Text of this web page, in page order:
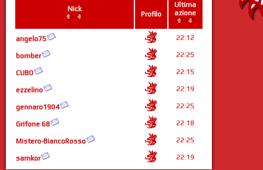
Nick
Profilo
Ultima
azione
angelo75 22:12
bomber 22:25
CUBO 22:15
ezzelino 22:19
gennaro1904 22:25
Grifone 68 22:18
Mistero-BiancoRosso 22:25
samkor 22:19